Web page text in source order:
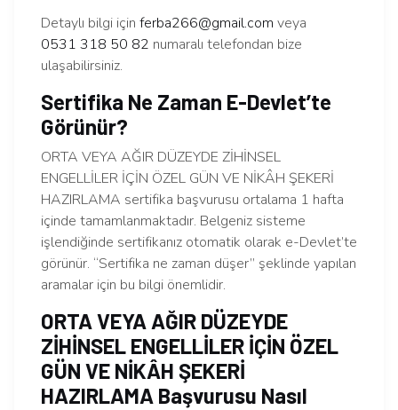
Detaylı bilgi için ferba266@gmail.com veya
0531 318 50 82 numaralı telefondan bize
ulaşabilirsiniz.
Sertifika Ne Zaman E-Devlet’te
Görünür?
ORTA VEYA AĞIR DÜZEYDE ZİHİNSEL
ENGELLİLER İÇİN ÖZEL GÜN VE NİKÂH ŞEKERİ
HAZIRLAMA sertifika başvurusu ortalama 1 hafta
içinde tamamlanmaktadır. Belgeniz sisteme
işlendiğinde sertifikanız otomatik olarak e-Devlet’te
görünür. “Sertifika ne zaman düşer” şeklinde yapılan
aramalar için bu bilgi önemlidir.
ORTA VEYA AĞIR DÜZEYDE
ZİHİNSEL ENGELLİLER İÇİN ÖZEL
GÜN VE NİKÂH ŞEKERİ
HAZIRLAMA Başvurusu Nasıl